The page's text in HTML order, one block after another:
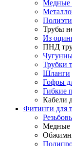
Медные
Трубы
Из
ПНД
Трубки
Шланги
Гофры
Гибкие
Кабели
Фитинги для
Медные